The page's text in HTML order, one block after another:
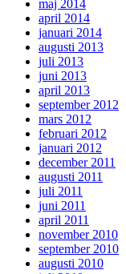
maj 2014
april 2014
januari 2014
augusti 2013
juli 2013
juni 2013
april 2013
september 2012
mars 2012
februari 2012
januari 2012
december 2011
augusti 2011
juli 2011
juni 2011
april 2011
november 2010
september 2010
augusti 2010